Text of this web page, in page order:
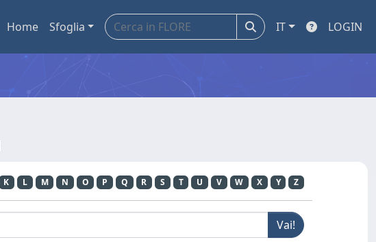
Home Sfoglia IT LOGIN
K L M N O P Q R S T U V W X Y Z